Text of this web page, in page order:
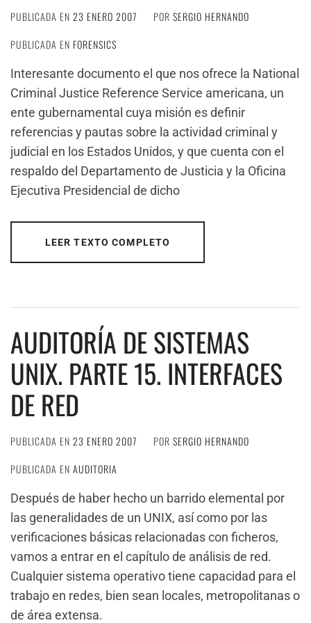
PUBLICADA EN 23 ENERO 2007 POR SERGIO HERNANDO
PUBLICADA EN FORENSICS
Interesante documento el que nos ofrece la National
Criminal Justice Reference Service americana, un
ente gubernamental cuya misión es definir
referencias y pautas sobre la actividad criminal y
judicial en los Estados Unidos, y que cuenta con el
respaldo del Departamento de Justicia y la Oficina
Ejecutiva Presidencial de dicho
LEER TEXTO COMPLETO
AUDITORÍA DE SISTEMAS
UNIX. PARTE 15. INTERFACES
DE RED
PUBLICADA EN 23 ENERO 2007 POR SERGIO HERNANDO
PUBLICADA EN AUDITORIA
Después de haber hecho un barrido elemental por
las generalidades de un UNIX, así como por las
verificaciones básicas relacionadas con ficheros,
vamos a entrar en el capítulo de análisis de red.
Cualquier sistema operativo tiene capacidad para el
trabajo en redes, bien sean locales, metropolitanas o
de área extensa.